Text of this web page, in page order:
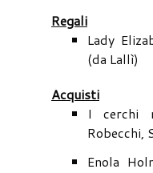
Regali
Lady
(da Lallì)
Acquisti
I cerchi
Robecchi,
Enola